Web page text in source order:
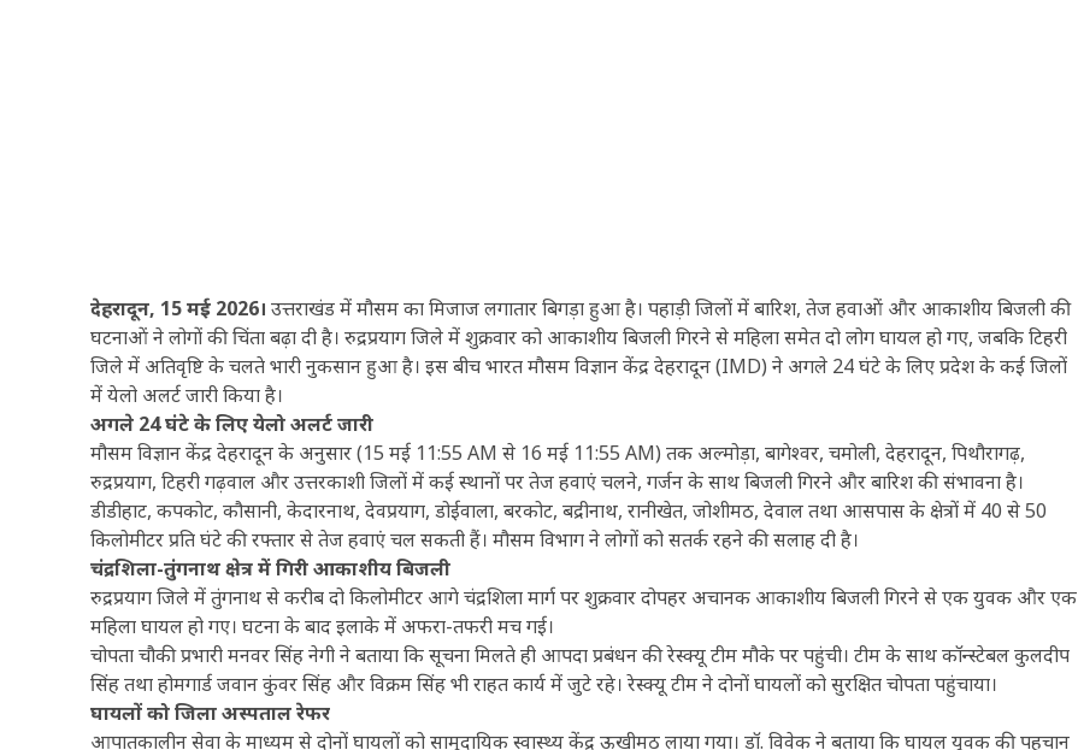
देहरादून, 15 मई 2026।उत्तराखंड में मौसम का मिजाज लगातार बिगड़ा हुआ है। पहाड़ी जिलों में बारिश, तेज हवाओं और आकाशीय बिजली की
घटनाओं ने लोगों की चिंता बढ़ा दी है। रुद्रप्रयाग जिले में शुक्रवार को आकाशीय बिजली गिरने से महिला समेत दो लोग घायल हो गए, जबकि टिहरी
जिले में अतिवृष्टि के चलते भारी नुकसान हुआ है। इस बीच भारत मौसम विज्ञान केंद्र देहरादून (IMD) ने अगले 24 घंटे के लिए प्रदेश के कई जिलों
में येलो अलर्ट जारी किया है।
अगले 24 घंटे के लिए येलो अलर्ट जारी
मौसम विज्ञान केंद्र देहरादून के अनुसार (15 मई 11:55 AM से 16 मई 11:55 AM) तक अल्मोड़ा, बागेश्वर, चमोली, देहरादून, पिथौरागढ़,
रुद्रप्रयाग, टिहरी गढ़वाल और उत्तरकाशी जिलों में कई स्थानों पर तेज हवाएं चलने, गर्जन के साथ बिजली गिरने और बारिश की संभावना है।
डीडीहाट, कपकोट, कौसानी, केदारनाथ, देवप्रयाग, डोईवाला, बरकोट, बद्रीनाथ, रानीखेत, जोशीमठ, देवाल तथा आसपास के क्षेत्रों में 40 से 50
किलोमीटर प्रति घंटे की रफ्तार से तेज हवाएं चल सकती हैं। मौसम विभाग ने लोगों को सतर्क रहने की सलाह दी है।
चंद्रशिला-तुंगनाथ क्षेत्र में गिरी आकाशीय बिजली
रुद्रप्रयाग जिले में तुंगनाथ से करीब दो किलोमीटर आगे चंद्रशिला मार्ग पर शुक्रवार दोपहर अचानक आकाशीय बिजली गिरने से एक युवक और एक
महिला घायल हो गए। घटना के बाद इलाके में अफरा-तफरी मच गई।
चोपता चौकी प्रभारी मनवर सिंह नेगी ने बताया कि सूचना मिलते ही आपदा प्रबंधन की रेस्क्यू टीम मौके पर पहुंची। टीम के साथ कॉन्स्टेबल कुलदीप
सिंह तथा होमगार्ड जवान कुंवर सिंह और विक्रम सिंह भी राहत कार्य में जुटे रहे। रेस्क्यू टीम ने दोनों घायलों को सुरक्षित चोपता पहुंचाया।
घायलों को जिला अस्पताल रेफर
आपातकालीन सेवा के माध्यम से दोनों घायलों को सामुदायिक स्वास्थ्य केंद्र ऊखीमठ लाया गया। डॉ. विवेक ने बताया कि घायल युवक की पहचान